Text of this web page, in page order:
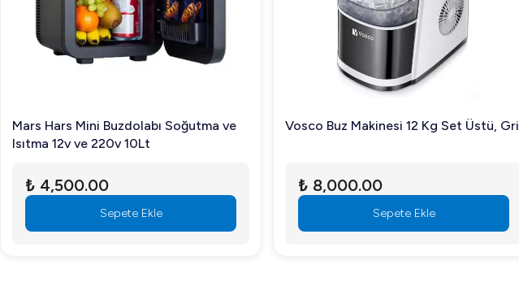
Mars Hars Mini Buzdolabı Soğutma ve
Isıtma 12v ve 220v 10Lt
₺ 4,500.00
Sepete Ekle
Vosco Buz Makinesi 12 Kg Set Üstü, Gri
₺ 8,000.00
Sepete Ekle